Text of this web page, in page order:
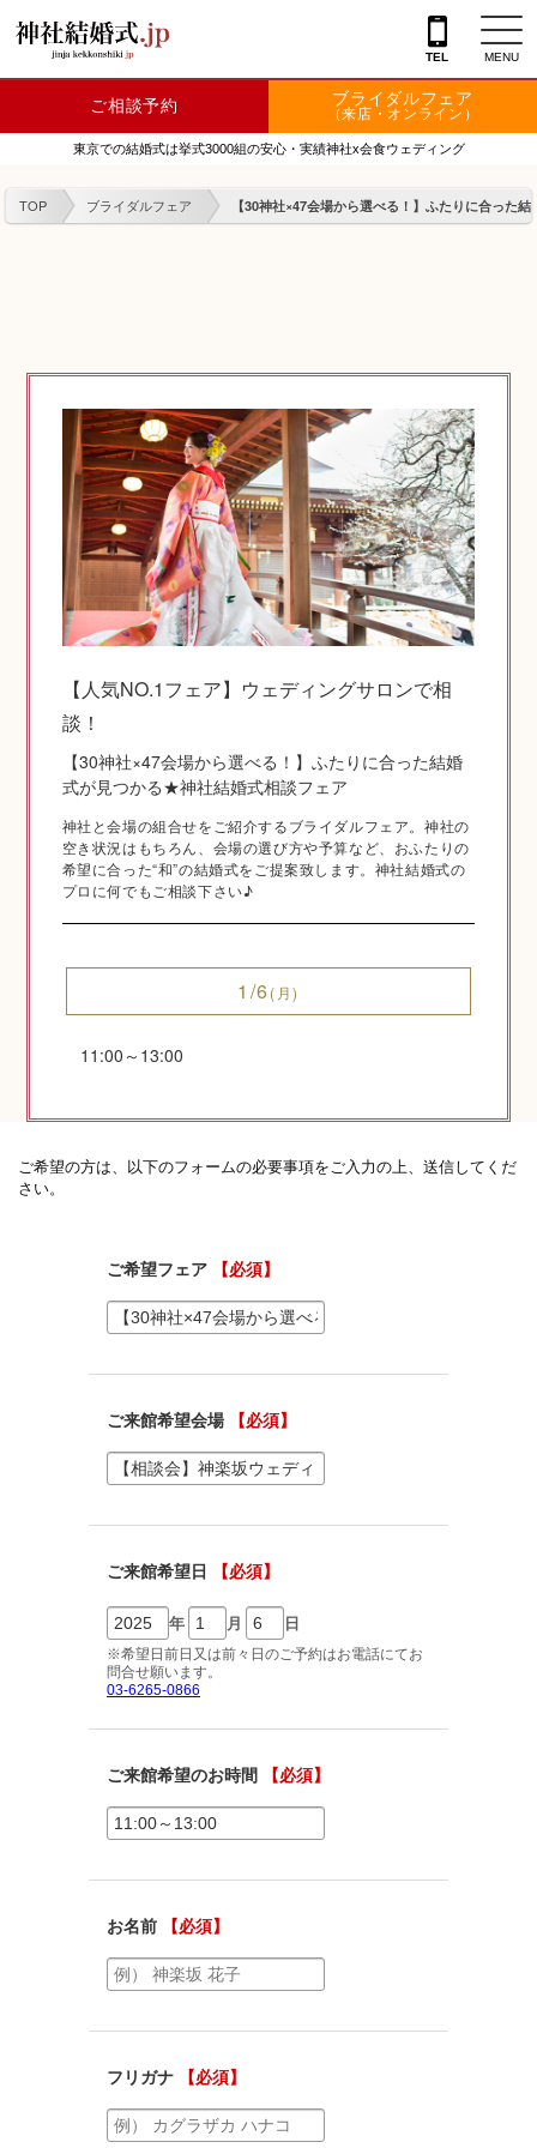
TEL MENU
神社を探す
会場を探す
衣裳
特典
フォトプラン
TOKIWAKEプラン
相談カウンター
神社結婚式のいろいろ
挙式の流れ
神社.jpチャンネル
ご相談予約
ご相談予約 ブライダルフェア
（来店・オンライン）
東京での結婚式は挙式3000組の安心・実績神社x会食ウェディング
TOP ブライダルフェア 【30神社×47会場から選べる！】ふたりに合った
【人気NO.1フェア】ウェディングサロンで相
談！
【30神社×47会場から選べる！】ふたりに合った結婚
式が見つかる★神社結婚式相談フェア
神社と会場の組合せをご紹介するブライダルフェア。神社の
空き状況はもちろん、会場の選び方や予算など、おふたりの
希望に合った“和”の結婚式をご提案致します。神社結婚式の
プロに何でもご相談下さい♪
1/6(月)
11:00～13:00